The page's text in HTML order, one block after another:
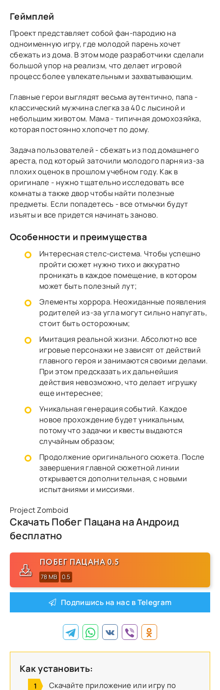
Геймплей
Проект представляет собой фан-пародию на
одноименную игру, где молодой парень хочет
сбежать из дома. В этом моде разработчики сделали
большой упор на реализм, что делает игровой
процесс более увлекательным и захватывающим.
Главные герои выглядят весьма аутентично, папа -
классический мужчина слегка за 40 с лысиной и
небольшим животом. Мама - типичная домохозяйка,
которая постоянно хлопочет по дому.
Задача пользователей - сбежать из под домашнего
ареста, под который заточили молодого парня из-за
плохих оценок в прошлом учебном году. Как в
оригинале - нужно тщательно исследовать все
комнаты а также двор чтобы найти полезные
предметы. Если попадетесь - все отмычки будут
изъяты и все придется начинать заново.
Особенности и преимущества
Интересная стелс-система. Чтобы успешно
пройти сюжет нужно тихо и аккуратно
проникать в каждое помещение, в котором
может быть полезный лут;
Элементы хоррора. Неожиданные появления
родителей из-за угла могут сильно напугать,
стоит быть осторожным;
Имитация реальной жизни. Абсолютно все
игровые персонажи не зависят от действий
главного героя и занимаются своими делами.
При этом предсказать их дальнейшия
действия невозможно, что делает игрушку
еще интереснее;
Уникальная генерация событий. Каждое
новое прохождение будет уникальным,
потому что задачки и квесты выдаются
случайным образом;
Продолжение оригинального сюжета. После
завершения главной сюжетной линии
открывается дополнительная, с новыми
испытаниями и миссиями.
Project Zomboid
Скачать Побег Пацана на Андроид
бесплатно
ПОБЕГ ПАЦАНА 0.5
78 MB 0.5
Подпишись на нас в Telegram
Как установить:
Скачайте приложение или игру по